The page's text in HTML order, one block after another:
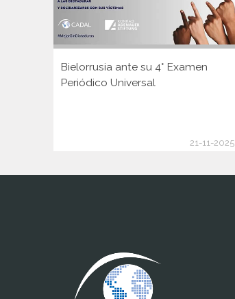
Bielorrusia ante su 4° Examen
Periódico Universal
21-11-2025